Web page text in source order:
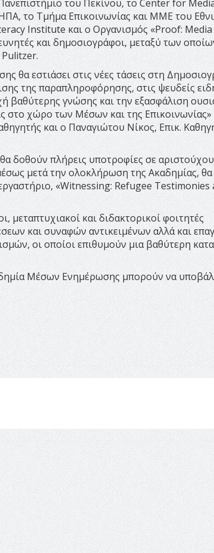
του Πεκίνου, το Center for
το Τμήμα Επικοινωνίας και ΜΜΕ του
Institute και ο Οργανισμός «Proof:
και δημοσιογράφοι, μεταξύ των
Pulitzer.
θα εστιάσει στις νέες τάσεις στη
της παραπληροφόρησης, στις ψευδείς
βαθύτερης γνώσης και την εξασφάλιση
στο χώρο των Μέσων και της
και ο Παναγιώτου Νίκος, Επικ.
δοθούν πλήρεις υποτροφίες σε
μετά την ολοκλήρωση της Ακαδημίας, θα
«Witnessing: Refugee Testimonies
και διδακτορικοί φοιτητές
και συναφών αντικειμένων αλλά και
οι οποίοι επιθυμούν μια βαθύτερη
Μέσων Ενημέρωσης μπορούν να